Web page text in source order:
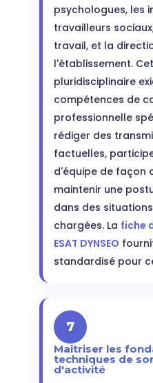
psychologues, les
travailleurs
travail, et la
l'établissement.
pluridisciplinaire
compétences de
professionnelle
rédiger des
factuelles,
d'équipe de façon
maintenir une
dans des
chargées. La fiche
ESAT DYNSEO
standardisé pour
7
Maîtriser les
techniques de
d'activité